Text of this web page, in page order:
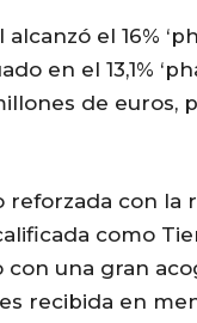
el 16%
en el 13,1%
de euros,
reforzada con la
como
una gran
recibida en